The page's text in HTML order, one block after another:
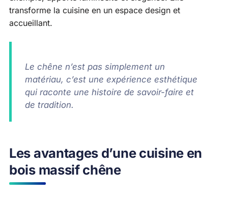
transforme la cuisine en un espace design et
accueillant.
Le chêne n’est pas simplement un
matériau, c’est une expérience esthétique
qui raconte une histoire de savoir-faire et
de tradition.
Les avantages d’une cuisine en
bois massif chêne